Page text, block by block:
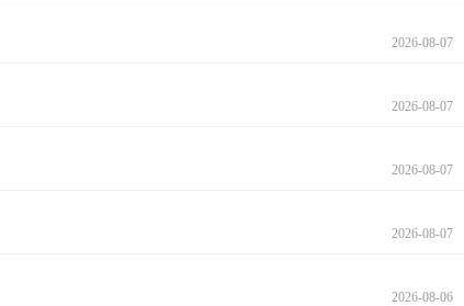
2026-08-07
2026-08-07
2026-08-07
2026-08-07
2026-08-06